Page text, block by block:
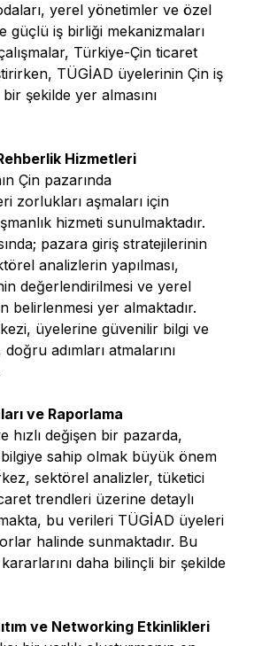
yerel yönetimler ve özel
güçlü iş birliği mekanizmaları
Türkiye-Çin ticaret
TÜGİAD üyelerinin Çin iş
şekilde yer almasını
Hizmetleri
Çin pazarında
zorlukları aşmaları için
hizmeti sunulmaktadır.
pazara giriş stratejilerinin
analizlerin yapılması,
değerlendirilmesi ve yerel
belirlenmesi yer almaktadır.
üyelerine güvenilir bilgi ve
adımları atmalarını
ve Raporlama
hızlı değişen bir pazarda,
sahip olmak büyük önem
sektörel analizler, tüketici
trendleri üzerine detaylı
bu verileri TÜGİAD üyeleri
halinde sunmaktadır. Bu
daha bilinçli bir şekilde
ve Networking Etkinlikleri